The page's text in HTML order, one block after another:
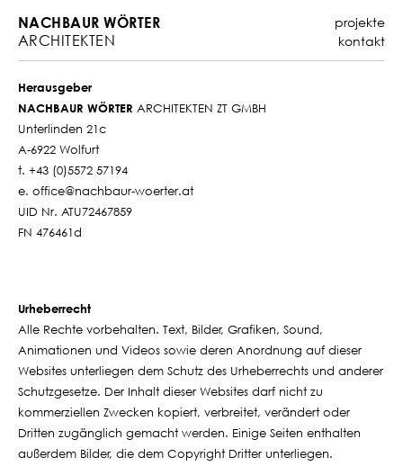
NACHBAUR WÖRTER
ARCHITEKTEN
projekte
kontakt
Herausgeber
NACHBAUR WÖRTER ARCHITEKTEN ZT GMBH
Unterlinden 21c
A-6922 Wolfurt
t. +43 (0)5572 57194
e. office@nachbaur-woerter.at
UID Nr. ATU72467859
FN 476461d
Urheberrecht
Alle Rechte vorbehalten. Text, Bilder, Grafiken, Sound,
Animationen und Videos sowie deren Anordnung auf dieser
Websites unterliegen dem Schutz des Urheberrechts und anderer
Schutzgesetze. Der Inhalt dieser Websites darf nicht zu
kommerziellen Zwecken kopiert, verbreitet, verändert oder
Dritten zugänglich gemacht werden. Einige Seiten enthalten
außerdem Bilder, die dem Copyright Dritter unterliegen.